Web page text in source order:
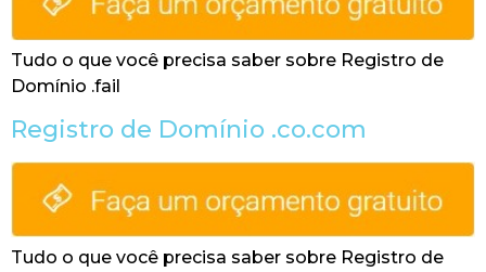
Tudo o que você precisa saber sobre Registro de
Domínio .fail
Registro de Domínio .co.com
Tudo o que você precisa saber sobre Registro de